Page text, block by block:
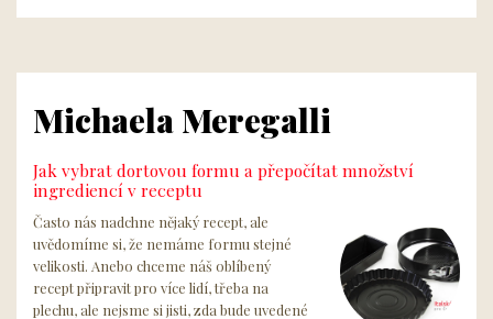
Michaela Meregalli
Jak vybrat dortovou formu a přepočítat množství
ingrediencí v receptu
Často nás nadchne nějaký recept, ale
uvědomíme si, že nemáme formu stejné
velikosti. Anebo chceme náš oblíbený
recept připravit pro více lidí, třeba na
plechu, ale nejsme si jisti, zda bude uvedené